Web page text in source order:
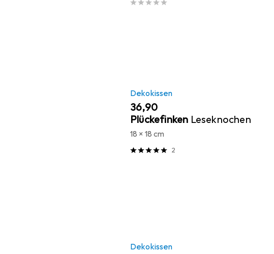
Dekokissen
EUR
36,90
Plückefinken Leseknochen
18 x 18 cm
2
Dekokissen